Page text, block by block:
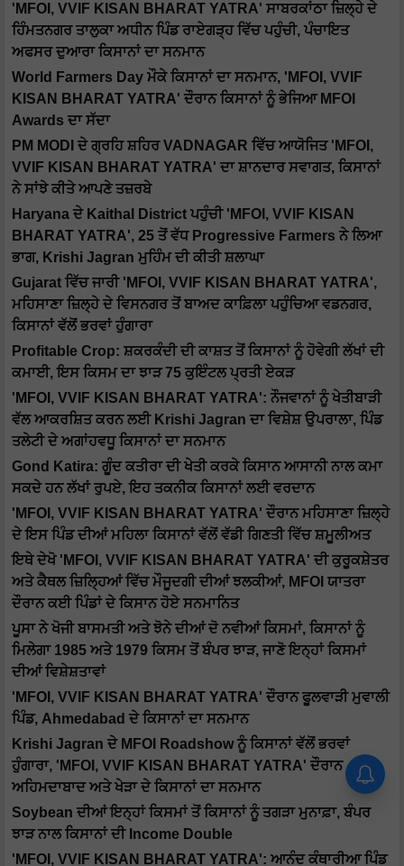
'MFOI, VVIF KISAN BHARAT YATRA' ਸਾਬਰਕਾਂਠਾ ਜ਼ਿਲ੍ਹੇ ਦੇ
ਹਿੰਮਤਨਗਰ ਤਾਲੁਕਾ ਅਧੀਨ ਪਿੰਡ ਰਾਏਗੜ੍ਹ ਵਿੱਚ ਪਹੁੰਚੀ, ਪੰਚਾਇਤ
ਅਫਸਰ ਦੁਆਰਾ ਕਿਸਾਨਾਂ ਦਾ ਸਨਮਾਨ
World Farmers Day ਮੌਕੇ ਕਿਸਾਨਾਂ ਦਾ ਸਨਮਾਨ, 'MFOI, VVIF
KISAN BHARAT YATRA' ਦੌਰਾਨ ਕਿਸਾਨਾਂ ਨੂੰ ਭੇਜਿਆ MFOI
Awards ਦਾ ਸੱਦਾ
PM MODI ਦੇ ਗ੍ਰਹਿ ਸ਼ਹਿਰ VADNAGAR ਵਿੱਚ ਆਯੋਜਿਤ 'MFOI,
VVIF KISAN BHARAT YATRA' ਦਾ ਸ਼ਾਨਦਾਰ ਸਵਾਗਤ, ਕਿਸਾਨਾਂ
ਨੇ ਸਾਂਝੇ ਕੀਤੇ ਆਪਣੇ ਤਜ਼ਰਬੇ
Haryana ਦੇ Kaithal District ਪਹੁੰਚੀ 'MFOI, VVIF KISAN
BHARAT YATRA', 25 ਤੋਂ ਵੱਧ Progressive Farmers ਨੇ ਲਿਆ
ਭਾਗ, Krishi Jagran ਮੁਹਿੰਮ ਦੀ ਕੀਤੀ ਸ਼ਲਾਘਾ
Gujarat ਵਿੱਚ ਜਾਰੀ 'MFOI, VVIF KISAN BHARAT YATRA',
ਮਹਿਸਾਣਾ ਜ਼ਿਲ੍ਹੇ ਦੇ ਵਿਸਨਗਰ ਤੋਂ ਬਾਅਦ ਕਾਫ਼ਿਲਾ ਪਹੁੰਚਿਆ ਵਡਨਗਰ,
ਕਿਸਾਨਾਂ ਵੱਲੋਂ ਭਰਵਾਂ ਹੁੰਗਾਰਾ
Profitable Crop: ਸ਼ਕਰਕੰਦੀ ਦੀ ਕਾਸ਼ਤ ਤੋਂ ਕਿਸਾਨਾਂ ਨੂੰ ਹੋਵੇਗੀ ਲੱਖਾਂ ਦੀ
ਕਮਾਈ, ਇਸ ਕਿਸਮ ਦਾ ਝਾੜ 75 ਕੁਇੰਟਲ ਪ੍ਰਤੀ ਏਕੜ
'MFOI, VVIF KISAN BHARAT YATRA': ਨੌਜਵਾਨਾਂ ਨੂੰ ਖੇਤੀਬਾੜੀ
ਵੱਲ ਆਕਰਸ਼ਿਤ ਕਰਨ ਲਈ Krishi Jagran ਦਾ ਵਿਸ਼ੇਸ਼ ਉਪਰਾਲਾ, ਪਿੰਡ
ਤਲੇਟੀ ਦੇ ਅਗਾਂਹਵਧੂ ਕਿਸਾਨਾਂ ਦਾ ਸਨਮਾਨ
Gond Katira: ਗੂੰਦ ਕਤੀਰਾ ਦੀ ਖੇਤੀ ਕਰਕੇ ਕਿਸਾਨ ਆਸਾਨੀ ਨਾਲ ਕਮਾ
ਸਕਦੇ ਹਨ ਲੱਖਾਂ ਰੁਪਏ, ਇਹ ਤਕਨੀਕ ਕਿਸਾਨਾਂ ਲਈ ਵਰਦਾਨ
'MFOI, VVIF KISAN BHARAT YATRA' ਦੌਰਾਨ ਮਹਿਸਾਣਾ ਜ਼ਿਲ੍ਹੇ
ਦੇ ਇਸ ਪਿੰਡ ਦੀਆਂ ਮਹਿਲਾ ਕਿਸਾਨਾਂ ਵੱਲੋਂ ਵੱਡੀ ਗਿਣਤੀ ਵਿੱਚ ਸ਼ਮੂਲੀਅਤ
ਇਥੇ ਦੇਖੋ 'MFOI, VVIF KISAN BHARAT YATRA' ਦੀ ਕੁਰੂਕਸ਼ੇਤਰ
ਅਤੇ ਕੈਥਲ ਜ਼ਿਲ੍ਹਿਆਂ ਵਿੱਚ ਮੌਜੂਦਗੀ ਦੀਆਂ ਝਲਕੀਆਂ, MFOI ਯਾਤਰਾ
ਦੌਰਾਨ ਕਈ ਪਿੰਡਾਂ ਦੇ ਕਿਸਾਨ ਹੋਏ ਸਨਮਾਨਿਤ
ਪੂਸਾ ਨੇ ਖੋਜੀ ਬਾਸਮਤੀ ਅਤੇ ਝੋਨੇ ਦੀਆਂ ਦੋ ਨਵੀਆਂ ਕਿਸਮਾਂ, ਕਿਸਾਨਾਂ ਨੂੰ
ਮਿਲੇਗਾ 1985 ਅਤੇ 1979 ਕਿਸਮ ਤੋਂ ਬੰਪਰ ਝਾੜ, ਜਾਣੋ ਇਨ੍ਹਾਂ ਕਿਸਮਾਂ
ਦੀਆਂ ਵਿਸ਼ੇਸ਼ਤਾਵਾਂ
'MFOI, VVIF KISAN BHARAT YATRA' ਦੌਰਾਨ ਫੂਲਵਾੜੀ ਮੁਵਾਲੀ
ਪਿੰਡ, Ahmedabad ਦੇ ਕਿਸਾਨਾਂ ਦਾ ਸਨਮਾਨ
Krishi Jagran ਦੇ MFOI Roadshow ਨੂੰ ਕਿਸਾਨਾਂ ਵੱਲੋਂ ਭਰਵਾਂ
ਹੁੰਗਾਰਾ, 'MFOI, VVIF KISAN BHARAT YATRA' ਦੌਰਾਨ
ਅਹਿਮਦਾਬਾਦ ਅਤੇ ਖੇੜਾ ਦੇ ਕਿਸਾਨਾਂ ਦਾ ਸਨਮਾਨ
Soybean ਦੀਆਂ ਇਨ੍ਹਾਂ ਕਿਸਮਾਂ ਤੋਂ ਕਿਸਾਨਾਂ ਨੂੰ ਤਗੜਾ ਮੁਨਾਫ਼ਾ, ਬੰਪਰ
ਝਾੜ ਨਾਲ ਕਿਸਾਨਾਂ ਦੀ Income Double
'MFOI, VVIF KISAN BHARAT YATRA': ਆਨੰਦ ਕੰਥਾਰੀਆ ਪਿੰਡ